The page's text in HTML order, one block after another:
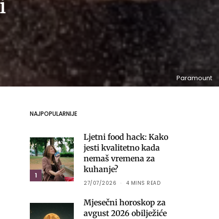
Paramount
NAJPOPULARNIJE
1
Ljetni food hack: Kako
jesti kvalitetno kada
nemaš vremena za
kuhanje?
27/07/2026 4 MINS READ
Mjesečni horoskop za
avgust 2026 obilježiće